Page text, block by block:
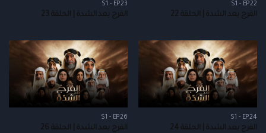
S1 - EP22
الفرج بعد الشدة | الحلقة 22
S1 - EP23
الفرج بعد الشدة | الحلقة 23
S1 - EP24
الفرج بعد الشدة | الحلقة 24
S1 - EP26
الفرج بعد الشدة | الحلقة 26